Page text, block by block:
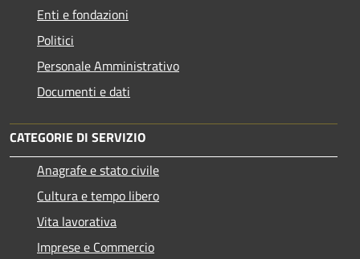
Enti e fondazioni
Politici
Personale Amministrativo
Documenti e dati
CATEGORIE DI SERVIZIO
Anagrafe e stato civile
Cultura e tempo libero
Vita lavorativa
Imprese e Commercio